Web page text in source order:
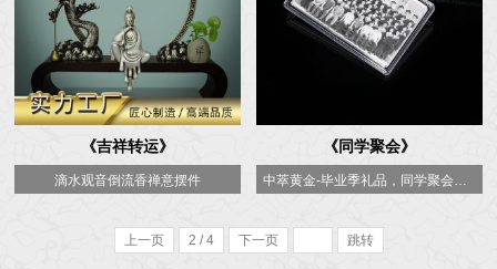
《吉祥转运》
滴水观音倒流香禅意摆件
《同学聚会》
中萃黄金-毕业季礼品，同学聚会，校友会纪念银卡
上一页 2 / 4 下一页 跳转